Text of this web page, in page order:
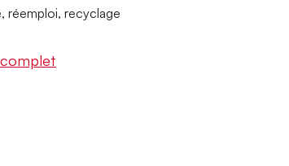
réemploi, recyclage